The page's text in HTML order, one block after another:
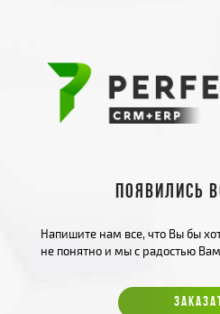
Появились
Напишите нам все, что Вы бы
не понятно и мы с радостью